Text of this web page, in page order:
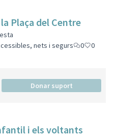
Plaça del Centre
nets i segurs
0
0
Donar suport
i els voltants